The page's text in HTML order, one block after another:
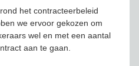
het contracteerbeleid
we ervoor gekozen om
wel en met een aantal
aan te gaan.